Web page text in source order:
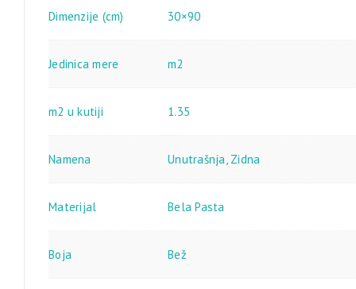
Dimenzije (cm) 30×90
Jedinica mere m2
m2 u kutiji 1.35
Namena Unutrašnja Zidna
Materijal Bela Pasta
Boja Bež